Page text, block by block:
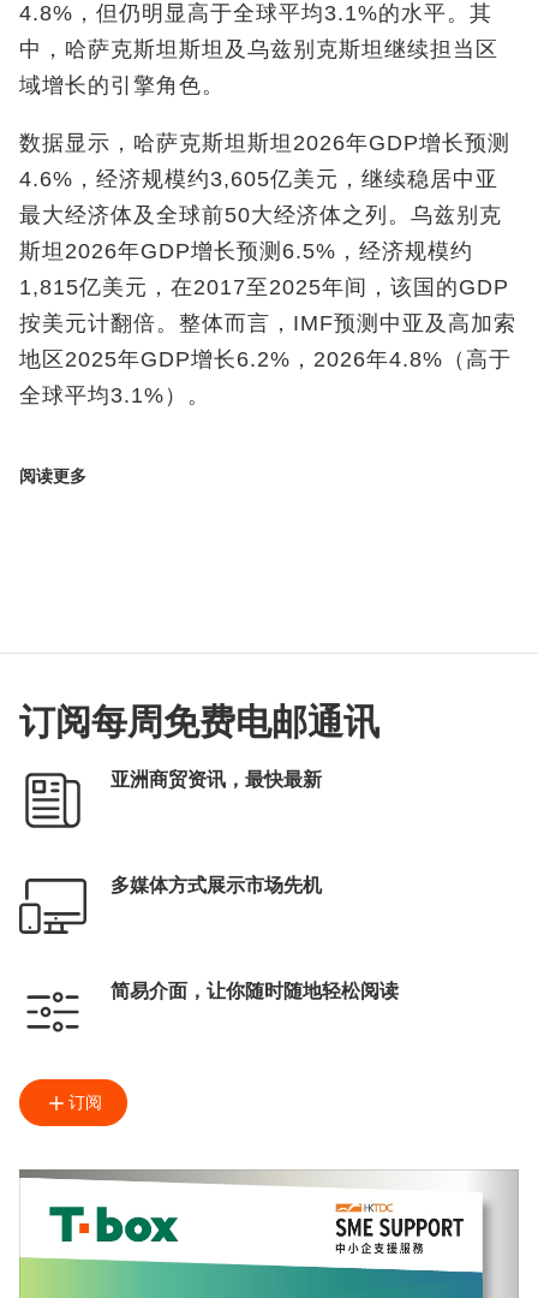
4.8%，但仍明显高于全球平均3.1%的水平。其
中，哈萨克斯坦斯坦及乌兹别克斯坦继续担当区
域增长的引擎角色。
数据显示，哈萨克斯坦斯坦2026年GDP增长预测
4.6%，经济规模约3,605亿美元，继续稳居中亚
最大经济体及全球前50大经济体之列。乌兹别克
斯坦2026年GDP增长预测6.5%，经济规模约
1,815亿美元，在2017至2025年间，该国的GDP
按美元计翻倍。整体而言，IMF预测中亚及高加索
地区2025年GDP增长6.2%，2026年4.8%（高于
全球平均3.1%）。
阅读更多
订阅每周免费电邮通讯
亚洲商贸资讯，最快最新
多媒体方式展示市场先机
简易介面，让你随时随地轻松阅读
订阅